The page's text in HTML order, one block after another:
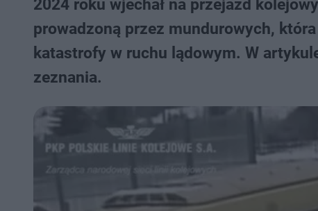
2024 roku wjechał na przejazd
prowadzoną przez mundurowych,
katastrofy w ruchu lądowym. W
zeznania.